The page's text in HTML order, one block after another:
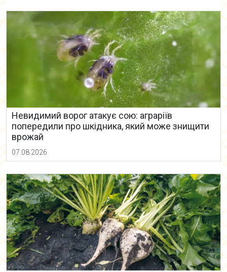
Невидимий ворог атакує сою: аграріїв
попередили про шкідника, який може знищити
врожай
07.08.2026